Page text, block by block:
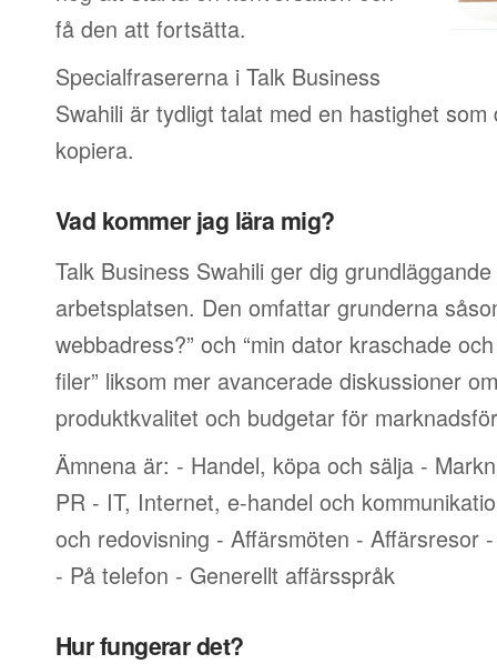
få den att fortsätta.
Specialfrasererna i Talk Business
Swahili är tydligt talat med en hastighet
kopiera.
Vad kommer jag lära mig?
Talk Business Swahili ger dig
arbetsplatsen. Den omfattar grunderna
webbadress?” och “min dator kraschade
filer” liksom mer avancerade diskussioner
produktkvalitet och budgetar för
Ämnena är: - Handel, köpa och sälja -
PR - IT, Internet, e-handel och
och redovisning - Affärsmöten - Affärsresor
- På telefon - Generellt affärsspråk
Hur fungerar det?